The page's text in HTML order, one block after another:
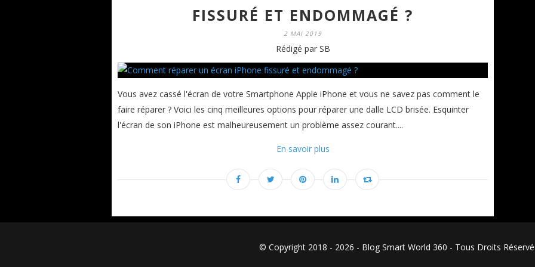
FISSURÉ ET ENDOMMAGÉ ?
2 MAI 2019
Rédigé par SB
Vous avez cassé l'écran de votre Smartphone Apple iPhone et vous ne savez pas comment le
faire réparer ? Voici les cinq meilleures options pour réparer une dalle LCD brisée. Esquinter
l'écran de son iPhone est malheureusement un problème assez courant....
En savoir plus
© Copyright 2018 - 2026 - Blog Smart World 360 - Tous Droits